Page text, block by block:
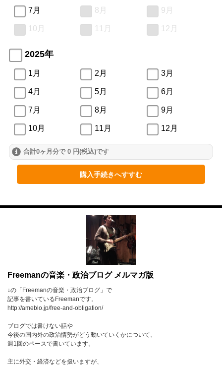
Freemanの音楽・政治ブログ メルマガ版
↓の「Freemanの音楽・政治ブログ」で
記事を書いているFreemanです。
http://ameblo.jp/free-and-obligation/
ブログでは書けない話や
今後の国内外の政治情勢がどう動いていくかについて、
週1回のペースで書いています。
主に外交・経済などを扱いますが、
7月 8月 9月
10月 11月 12月
2025年
1月 2月 3月
4月 5月 6月
7月 8月 9月
10月 11月 12月
2024年
2月
7月 8月 9月
11月
1月 2月
4月 5月
7月 8月
10月
合計0ヶ月分で 0 円(税込)です
購入手続きへすすむ